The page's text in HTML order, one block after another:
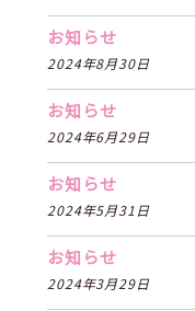
お知らせ
2024年8月30日
お知らせ
2024年6月29日
お知らせ
2024年5月31日
お知らせ
2024年3月29日